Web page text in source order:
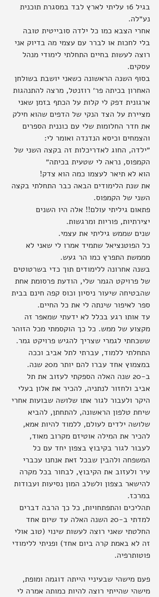
בגיל 16 עליתי לארץ לבד במסגרת תוכנית
נע״לה.
אחרי הצבא כמו כל ילדה סובייטית טובה
בלי לחכות או לברר עם עצמי מה בדיוק אני
רוצה לעשות בחיים התחלתי לימודי מנהל
עסקים.
בסוף השנה הראשונה כשאני יושבת בשולחן
האחרון בכיתה פר׳ רוזנטל, מרצה להתנהגות
ארגונית דפק לי קלות על הכתף בזמן שאני
מציירת על הצד הנקי של הדפים שהוא חילק
את חדר החלומות שלי עם כוננית הספרים
והצמחים וכיסא הנדנדה ואומר לי:
״ילדה, החוג לאדריכלות זה בקצה השני של
הקמפוס, נראה לי שטעית בכיתה״
הוא לא תיאר לעצמו כמה הוא צדק!
את שנת הלימודים הבאה כבר התחלתי בקצה
השני של הקמפוס.
פתאום גיליתי עולם!! אלה היו השנים
יצירתיות, פוריות ומרגשות.
שנים שממש גיליתי את עצמי.
כל הפוטנציאל שתמיד אמרו לי שאני לא
מממשת התפרץ כמו הר געש.
בשנה אחרונה ללימודים תוך כדי בשרטוטים
של פרויקט הגמר שלי, הודעת פרסומת אחת
שהבטיחה שיעור ניסיון וכוס קפה חינם בבית
ספר לאיפור שינתה לי את כל החיים.
עד אותו רגע בכלל לא ידעתי שמאפר זה
מקצוע של ממש. כל כך הוקסמתי מכל הזוהר
ששכחתי לגמרי שצריך להגיש פרויקט גמר.
התחלתי ללמוד, עברתי לתל אביב וככה
במצמוץ אחד עברו להם יותר מ20 שנה.
ב-20 שנה האלה הספקתי לעזוב את תל
אביב ולחזור לנתניה, להכיר את אלון בעלי
היקר ולעבור לגור אתו שלושה שבועות אחרי
שיחת טלפון הראשונה, להתחתן, להביא
שלושה ילדים לעולם, ללמוד להיות אמא,
להכיר את המילה אוטיזם מקרוב מאוד,
לעבור לגור בקיבוץ בצפון יחד עם כל
המשפחה ולהבין שבכל זאת אנחנו עכברי
עיר ולעזוב את הקיבוץ, לבחור בכל מקרה
להישאר בצפון ולשלב המון נסיעות ועבודות
במרכז.
תהליכים והתפתחויות, כל כך הרבה דברים
למדתי ב-20 השנה האלה עד שיום אחד
החלטתי שאני רוצה לעשות שינוי (טוב אולי
זה לא באמת קרה ביום אחד) ופניתי ללימודי
פוטותרפיה.
פעם מישהי שבעיניי הייתה דוגמה ומופת,
מישהי שהייתי רוצה להיות כמותה אמרה לי